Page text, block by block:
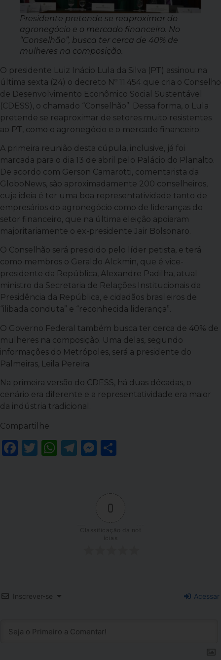
Presidente pretende se reaproximar do
agronegócio e o mercado financeiro. No
“Conselhão”, busca ter cerca de 40% de
mulheres na composição.
O presidente Luiz Inácio Lula da Silva (PT) assinou na
última sexta (24) o decreto Nº 11.454 que cria o Conselho
de Desenvolvimento Econômico Social Sustentável
(CDESS), o chamado “Conselhão”. Dessa forma, o Lula
pretende se reaproximar de setores muito resistentes
ao PT, como o agronegócio e o mercado financeiro.
A primeira reunião desta cúpula, inclusive, já foi
marcada para o dia 13 de abril pelo Palácio do Planalto.
De acordo com Gerson Camarotti, comentarista da
GloboNews, são aproximadamente 200 conselheiros,
cuja ideia é ter uma boa representatividade tanto de
empresários do agronegócio como de lideranças do
setor financeiro, que na última eleição apoiaram
majoritariamente o ex-presidente Jair Bolsonaro.
O Conselhão será presidido pelo líder petista, e terá
como membros o Geraldo Alckmin, que é vice-
presidente da República, Alexandre Padilha, atual
ministro da Secretaria de Relações Institucionais da
Presidência da República, e cidadãos brasileiros de
“ilibada conduta” e “reconhecida liderança”.
O Governo Federal também busca ter cerca de 40% de
mulheres na composição. Uma delas, segundo
informações do Metrópoles, será a presidente do
Palmeiras, Leila Pereira.
Na primeira versão do CDESS, há duas décadas, o
cenário era diferente e a representatividade era maior
da indústria tradicional.
Compartilhe
Facebook
Twitter
WhatsApp
Telegram
Messenger
0
Classificação da not
Inscrever-se Acessar